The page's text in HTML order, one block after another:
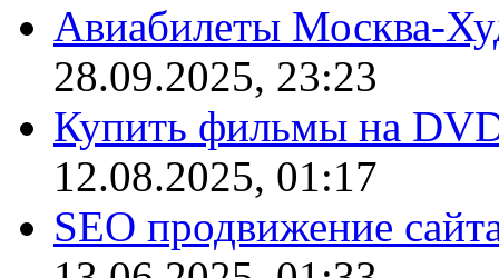
Авиабилеты Москва-
28.09.2025, 23:23
Купить фильмы на
12.08.2025, 01:17
SEO продвижение